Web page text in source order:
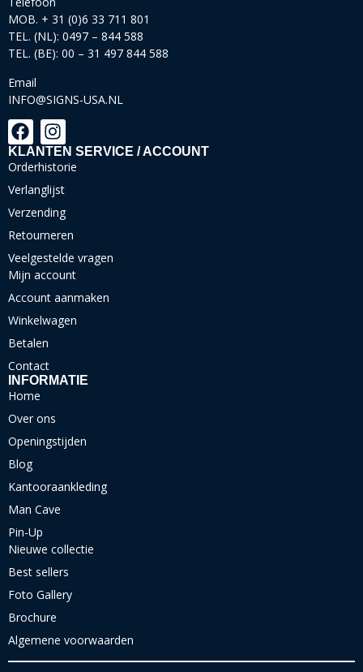
MOB. + 31 (0)6 33 711 801
TEL. (NL): 0497 – 844 588
TEL. (BE): 00 – 31 497 844 588
Email
INFO@SIGNS-USA.NL
KLANTEN SERVICE / ACCOUNT
Orderhistorie
Verlanglijst
Verzending
Retourneren
Veelgestelde vragen
Mijn account
Account aanmaken
Winkelwagen
Betalen
Contact
INFORMATIE
Home
Over ons
Openingstijden
Blog
Kantooraankleding
Man Cave
Pin-Up
Nieuwe collectie
Best sellers
Foto Gallery
Brochure
Algemene voorwaarden